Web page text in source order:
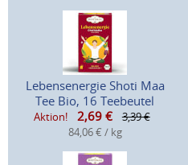
Lebensenergie Shoti Maa
Tee Bio, 16 Teebeutel
Aktion! 2,69 €
3,39 €
84,06 € / kg